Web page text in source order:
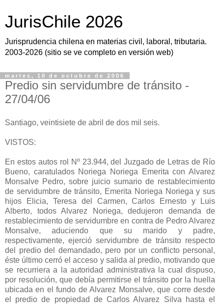
JurisChile 2026
Jurisprudencia chilena en materias civil, laboral, tributaria.
2003-2026 (sitio se ve completo en versión web)
martes, 10 de octubre de 2006
Predio sin servidumbre de tránsito -
27/04/06
Santiago, veintisiete de abril de dos mil seis.
VISTOS:
En estos autos rol Nº 23.944, del Juzgado de Letras de Río
Bueno, caratulados Noriega Noriega Emerita con Alvarez
Monsalve Pedro, sobre juicio sumario de restablecimiento
de servidumbre de tránsito, Emerita Noriega Noriega y sus
hijos Elicia, Teresa del Carmen, Carlos Ernesto y Luis
Alberto, todos Alvarez Noriega, dedujeron demanda de
restablecimiento de servidumbre en contra de Pedro Alvarez
Monsalve, aduciendo que su marido y padre,
respectivamente, ejerció servidumbre de tránsito respecto
del predio del demandado, pero por un conflicto personal,
éste último cerró el acceso y salida al predio, motivando que
se recurriera a la autoridad administrativa la cual dispuso,
por resolución, que debía permitirse el tránsito por la huella
ubicada en el fundo de Alvarez Monsalve, que corre desde
el predio de propiedad de Carlos Alvarez Silva hasta el